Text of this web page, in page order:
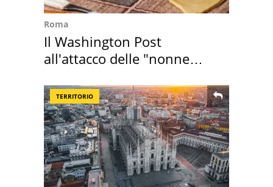
Roma
Il Washington Post
all'attacco delle "nonne
TERRITORIO